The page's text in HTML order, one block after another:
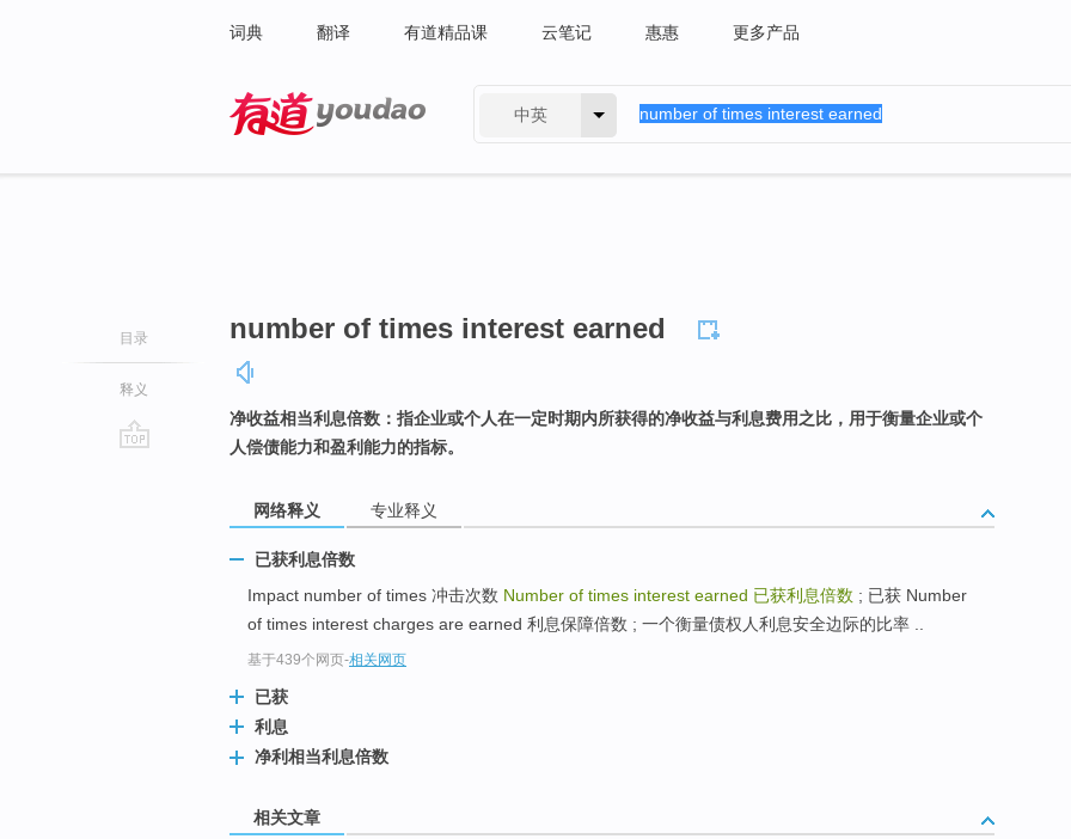
词典 翻译 有道精品课 云笔记 惠惠 更多产品
中英
目录
释义
number of times interest earned
净收益相当利息倍数：指企业或个人在一定时期内所获得的净收益与利息费用之比，用于衡量企业或个
人偿债能力和盈利能力的指标。
网络释义 专业释义
已获利息倍数
Impact number of times 冲击次数 Number of times interest earned 已获利息倍数 ; 已获 Number
of times interest charges are earned 利息保障倍数 ; 一个衡量债权人利息安全边际的比率 ..
基于439个网页-相关网页
已获
利息
净利相当利息倍数
相关文章